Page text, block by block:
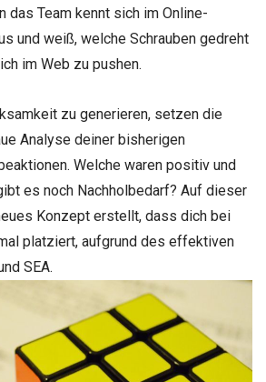
das Team kennt sich im Online-
und weiß, welche Schrauben gedreht
im Web zu pushen.
zu generieren, setzen die
Analyse deiner bisherigen
Welche waren positiv und
es noch Nachholbedarf? Auf dieser
Konzept erstellt, dass dich bei
platziert, aufgrund des effektiven
SEA.